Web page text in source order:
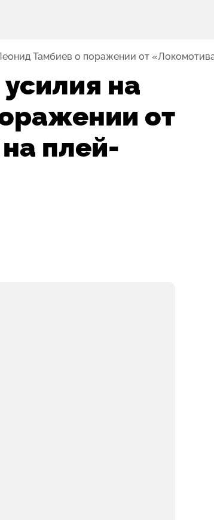
Тамбиев о поражении от
на
от
плей-